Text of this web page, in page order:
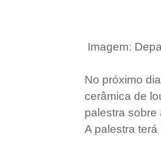
Imagem:
No próximo
cerâmica de
palestra sobre
A palestra